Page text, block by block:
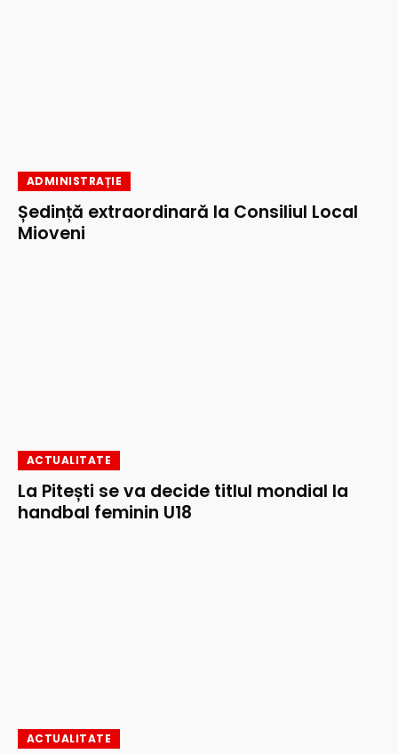
ADMINISTRAȚIE
Ședință extraordinară la Consiliul Local
Mioveni
ACTUALITATE
La Pitești se va decide titlul mondial la
handbal feminin U18
ACTUALITATE